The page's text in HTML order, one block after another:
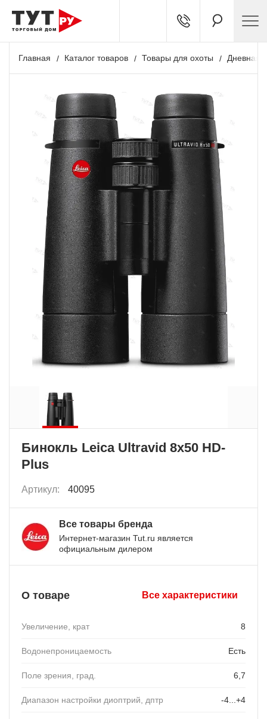
Главная Каталог товаров Товары для охоты Дневная
Бинокль Leica Ultravid 8x50 HD-
Plus
Артикул: 40095
Все товары бренда
Интернет-магазин Tut.ru является
официальным дилером
О товаре Все характеристики
Увеличение, крат 8
Водонепроницаемость Есть
Поле зрения, град. 6,7
Диапазон настройки диоптрий, дптр -4...+4